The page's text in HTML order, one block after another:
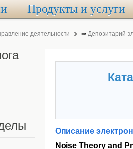
Продукты и услуги
деятельности ⇒ Депозитарий
Описание
Noise Theory and